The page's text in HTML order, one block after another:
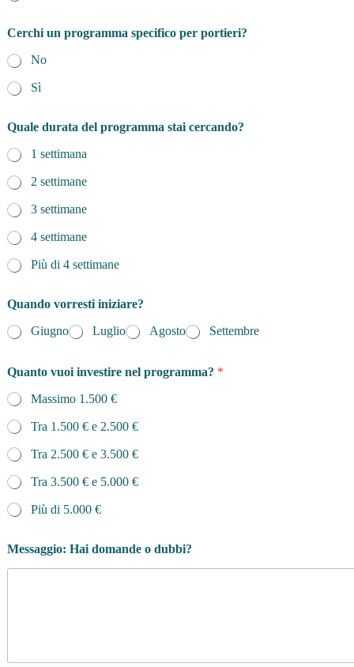
Cerchi un programma specifico per portieri?
No
Sì
Quale durata del programma stai cercando?
1 settimana
2 settimane
3 settimane
4 settimane
Più di 4 settimane
Quando vorresti iniziare?
Giugno
Luglio Agosto Settembre
Quanto vuoi investire nel programma? *
Massimo 1.500 €
Tra 1.500 € e 2.500 €
Tra 2.500 € e 3.500 €
Tra 3.500 € e 5.000 €
Più di 5.000 €
Messaggio: Hai domande o dubbi?